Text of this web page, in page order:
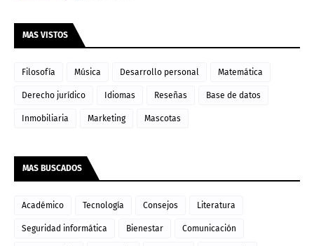
MAS VISTOS
Filosofía Música Desarrollo personal Matemática
Derecho jurídico Idiomas Reseñas Base de datos
Inmobiliaria Marketing Mascotas
MAS BUSCADOS
Académico Tecnología Consejos Literatura
Seguridad informática Bienestar Comunicación